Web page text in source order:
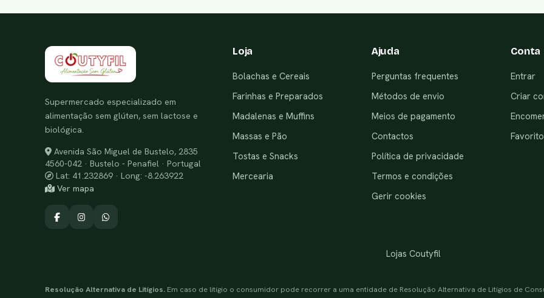
Supermercado especializado em
alimentação sem glúten, sem lactose e
biológica.
Avenida São Miguel de Bustelo, 2835
4560-042 · Bustelo - Penafiel · Portugal
Lat: 41.232869 · Long: -8.263922
Ver mapa
Loja
Bolachas e Cereais
Farinhas e Preparados
Madalenas e Muffins
Massas e Pão
Tostas e Snacks
Mercearia
Ajuda
Perguntas frequentes
Métodos de envio
Meios de pagamento
Contactos
Política de privacidade
Termos e condições
Gerir cookies
Conta
Entrar
Criar
Lojas Coutyfil
Resolução Alternativa de Litígios. Em caso de litígio o consumidor pode recorrer a uma entidade de Resolução Alternativa de Litígios de